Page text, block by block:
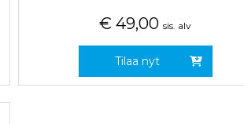
€ 49,00 sis. alv
Tilaa nyt